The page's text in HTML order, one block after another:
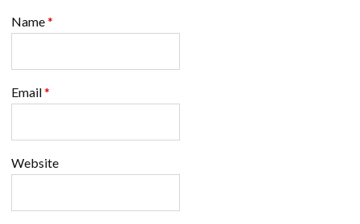
Name*
Email*
Website